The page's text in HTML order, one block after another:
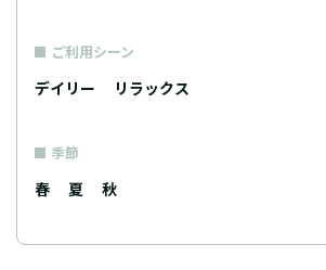
ご利用シーン
デイリー リラックス
季節
春 夏 秋